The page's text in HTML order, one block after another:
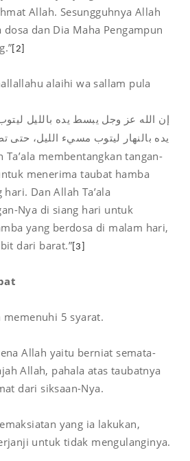
Allah. Sesungguhnya Allah
dan Dia Maha Pengampun
[2]
alaihi wa sallam pula
إن الله عز وجل يبسط يده بالليل
يده بالنهار ليتوب مسيء الليل،
Ta’ala membentangkan tangan-
menerima taubat hamba
Dan Allah Ta’ala
Nya di siang hari untuk
yang berdosa di malam hari,
dari barat.” [3]
memenuhi 5 syarat.
Allah yaitu berniat semata-
Allah, pahala atas taubatnya
dari siksaan-Nya.
yang ia lakukan,
untuk tidak mengulanginya.